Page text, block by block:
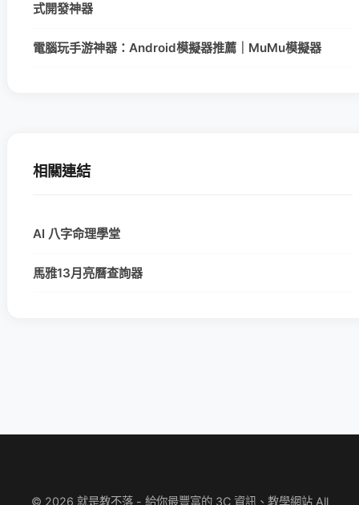
式開發神器
電腦玩手游神器：Android模擬器推薦｜MuMu模擬器
相關連結
AI 八字命理學堂
馬雅13月亮曆查詢器
© 2026 就是教不落 - 給你最豐富的 3C 資訊、教學網站 All